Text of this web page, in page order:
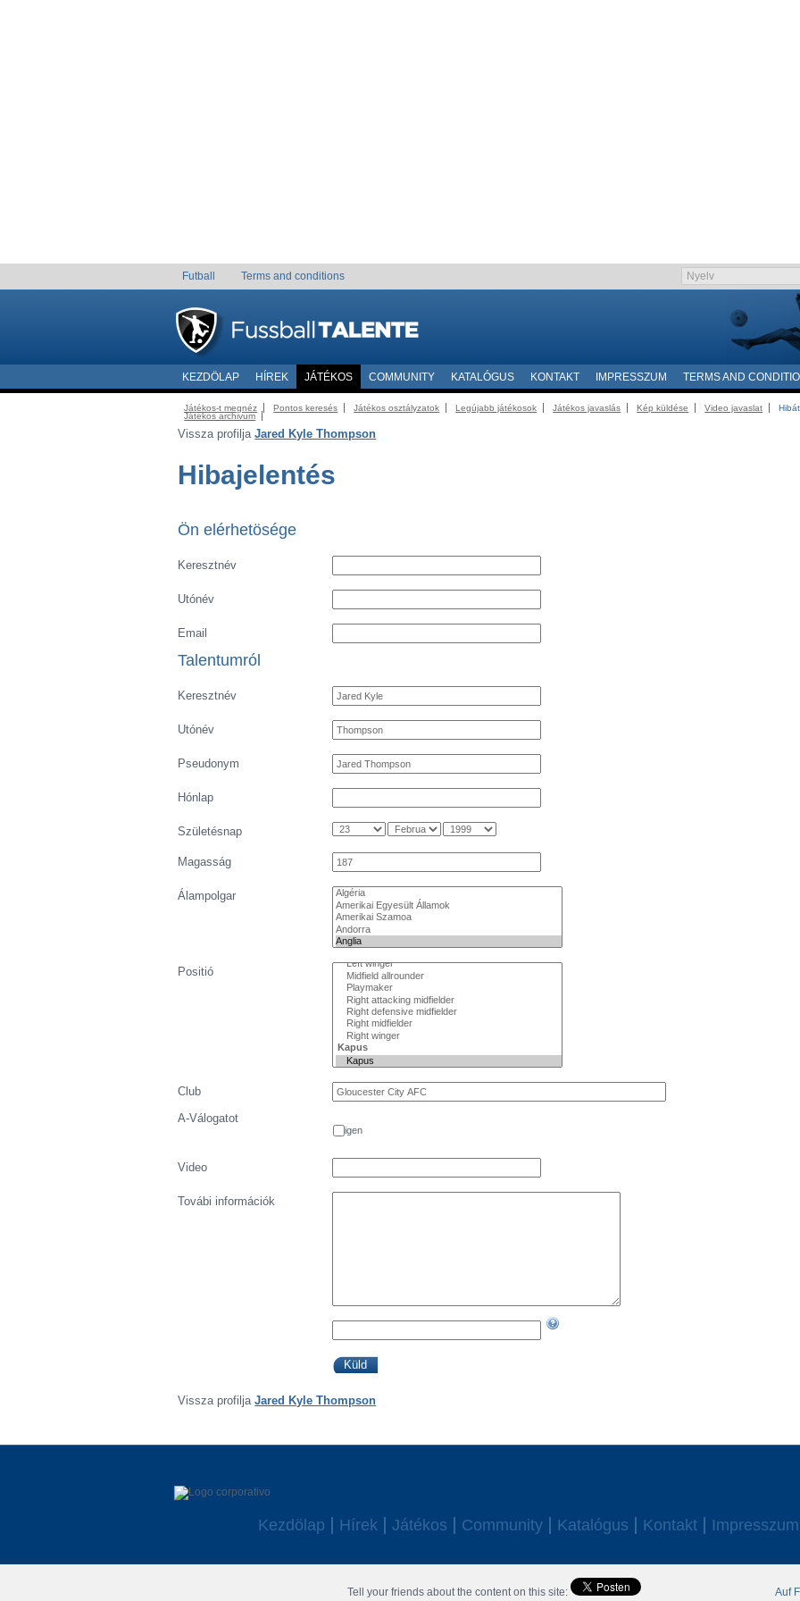
Futball Terms and conditions
KEZDÖLAP HÍREK JÁTÉKOS COMMUNITY KATALÓGUS KONTAKT IMPRESSZUM TERMS AND
Játékos-t megnéz Pontos keresés Játékos osztályzatok Legújabb játékosok Játékos javaslás Kép küldése Video javaslat
Játékos archivum
Vissza profilja Jared Kyle Thompson
Hibajelentés
Ön elérhetösége
Keresztnév
Utónév
Email
Talentumról
Keresztnév
Utónév
Pseudonym
Hónlap
Születésnap
Magasság
Álampolgar
Positió
Club
A-Válogatot
igen
Video
Továbi információk
Vissza profilja Jared Kyle Thompson
Kezdölap Hírek Játékos Community Katalógus Kontakt Impresszum
Tell your friends about the content on this site:
Auf